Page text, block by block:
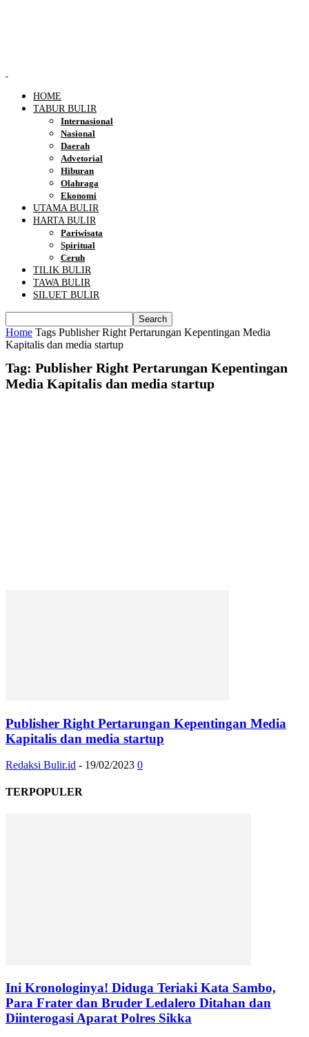
HOME
TABUR BULIR
Internasional
Nasional
Daerah
Advetorial
Hiburan
Olahraga
Ekonomi
UTAMA BULIR
HARTA BULIR
Pariwisata
Spiritual
Ceruh
TILIK BULIR
TAWA BULIR
SILUET BULIR
Home Tags Publisher Right Pertarungan Kepentingan Media
Kapitalis dan media startup
Tag: Publisher Right Pertarungan Kepentingan
Media Kapitalis dan media startup
Publisher Right Pertarungan Kepentingan Media
Kapitalis dan media startup
Redaksi Bulir.id - 19/02/2023 0
TERPOPULER
Ini Kronologinya! Diduga Teriaki Kata Sambo,
Para Frater dan Bruder Ledalero Ditahan dan
Diinterogasi Aparat Polres Sikka